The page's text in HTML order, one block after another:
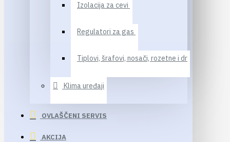
Izolacija za cevi
Regulatori za gas
Tiplovi, šrafovi, nosači, rozetne i dr
Klima uređaji
OVLAŠČENI SERVIS
AKCIJA